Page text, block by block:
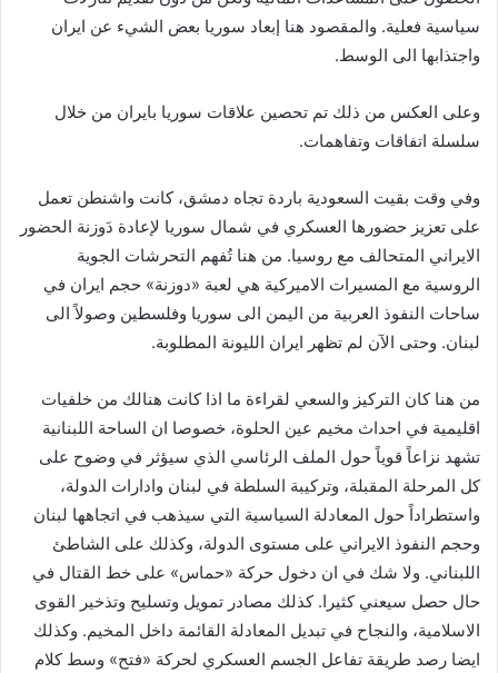
سياسية فعلية. والمقصود هنا إبعاد سوريا بعض الشيء عن ايران
واجتذابها الى الوسط.
وعلى العكس من ذلك تم تحصين علاقات سوريا بايران من خلال
سلسلة اتفاقات وتفاهمات.
وفي وقت بقيت السعودية باردة تجاه دمشق، كانت واشنطن تعمل
على تعزيز حضورها العسكري في شمال سوريا لإعادة دَوزنة الحضور
الايراني المتحالف مع روسيا. من هنا تُفهم التحرشات الجوية
الروسية مع المسيرات الاميركية هي لعبة «دوزنة» حجم ايران في
ساحات النفوذ العربية من اليمن الى سوريا وفلسطين وصولاً الى
لبنان. وحتى الآن لم تظهر ايران الليونة المطلوبة.
من هنا كان التركيز والسعي لقراءة ما اذا كانت هنالك من خلفيات
اقليمية في احداث مخيم عين الحلوة، خصوصا ان الساحة اللبنانية
تشهد نزاعاً قوياً حول الملف الرئاسي الذي سيؤثر في وضوح على
كل المرحلة المقبلة، وتركيبة السلطة في لبنان وادارات الدولة،
واستطراداً حول المعادلة السياسية التي سيذهب في اتجاهها لبنان
وحجم النفوذ الايراني على مستوى الدولة، وكذلك على الشاطئ
اللبناني. ولا شك في ان دخول حركة «حماس» على خط القتال في
حال حصل سيعني كثيرا. كذلك مصادر تمويل وتسليح وتذخير القوى
الاسلامية، والنجاح في تبديل المعادلة القائمة داخل المخيم. وكذلك
ايضا رصد طريقة تفاعل الجسم العسكري لحركة «فتح» وسط كلام